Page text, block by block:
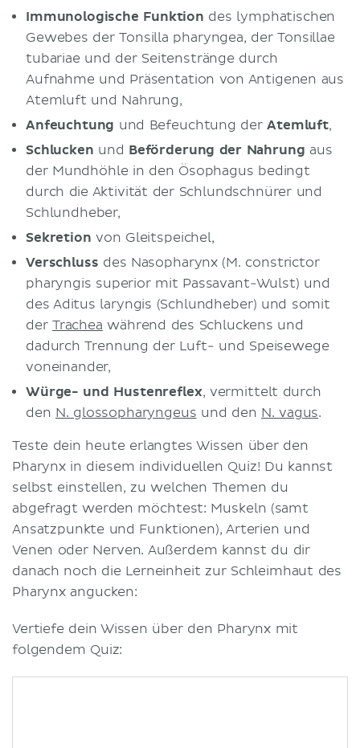
Immunologische Funktion des lymphatischen
Gewebes der Tonsilla pharyngea, der Tonsillae
tubariae und der Seitenstränge durch
Aufnahme und Präsentation von Antigenen aus
Atemluft und Nahrung,
Anfeuchtung und Befeuchtung derAtemluft,
Schlucken und Beförderung der Nahrung aus
der Mundhöhle in den Ösophagus bedingt
durch die Aktivität der Schlundschnürer und
Schlundheber,
Sekretion von Gleitspeichel,
Verschluss des Nasopharynx (M. constrictor
pharyngis superior mit Passavant-Wulst) und
des Aditus laryngis (Schlundheber) und somit
der Trachea während des Schluckens und
dadurch Trennung der Luft- und Speisewege
voneinander,
Würge- und Hustenreflex, vermittelt durch
den N. glossopharyngeus und den N. vagus.
Teste dein heute erlangtes Wissen über den
Pharynx in diesem individuellen Quiz! Du kannst
selbst einstellen, zu welchen Themen du
abgefragt werden möchtest: Muskeln (samt
Ansatzpunkte und Funktionen), Arterien und
Venen oder Nerven. Außerdem kannst du dir
danach noch die Lerneinheit zur Schleimhaut des
Pharynx angucken:
Vertiefe dein Wissen über den Pharynx mit
folgendem Quiz: